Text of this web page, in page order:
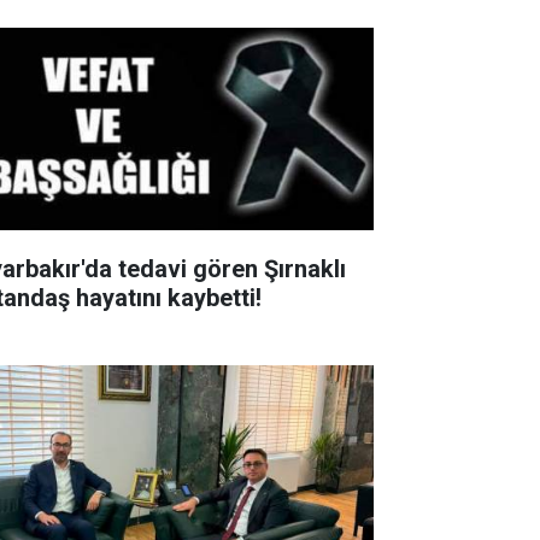
tedavi gören Şırnaklı
hayatını kaybetti!